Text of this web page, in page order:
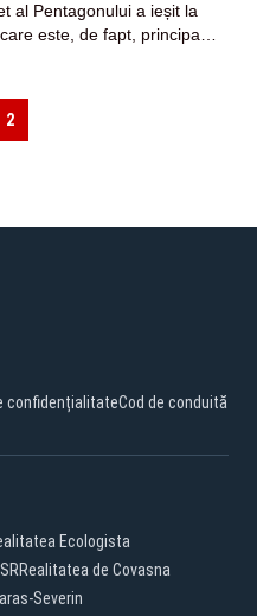
al Pentagonului a ieșit la
este, de fapt, principalul
despre Rusia
2
confidențialitateCod de conduită
Ecologista
Realitatea de Covasna
Severin